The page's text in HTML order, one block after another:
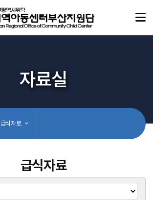
자료실
급식자료
급식자료